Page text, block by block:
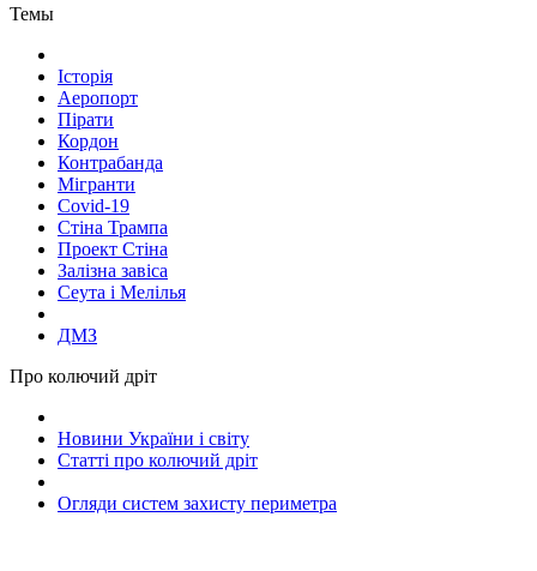
Темы
Історія
Аеропорт
Пірати
Кордон
Контрабанда
Мігранти
Covid-19
Стіна Трампа
Проект Стіна
Залізна завіса
Сеута і Мелілья
ДМЗ
Про колючий дріт
Новини України і світу
Статті про колючий дріт
Огляди систем захисту периметра